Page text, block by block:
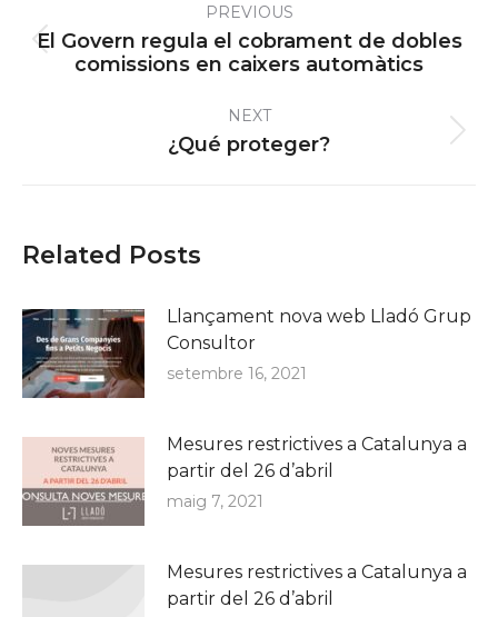
navigationPREVIOUS
Previous
post:
El Govern regula el cobrament de dobles
comissions en caixers automàtics
NEXT
Next
¿Qué proteger?
Related Posts
Llançament nova web Lladó Grup
Consultor
setembre 16, 2021
Mesures restrictives a Catalunya a
partir del 26 d’abril
maig 7, 2021
Mesures restrictives a Catalunya a
partir del 26 d’abril